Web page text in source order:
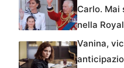
Carlo. Mai
nella
Vanina,